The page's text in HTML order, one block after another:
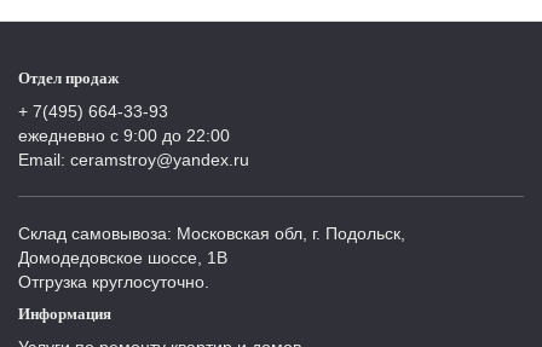
Отдел продаж
+ 7(495) 664-33-93
ежедневно с 9:00 до 22:00
Email: ceramstroy@yandex.ru
Склад самовывоза: Московская обл, г. Подольск,
Домодедовское шоссе, 1В
Отгрузка круглосуточно.
Информация